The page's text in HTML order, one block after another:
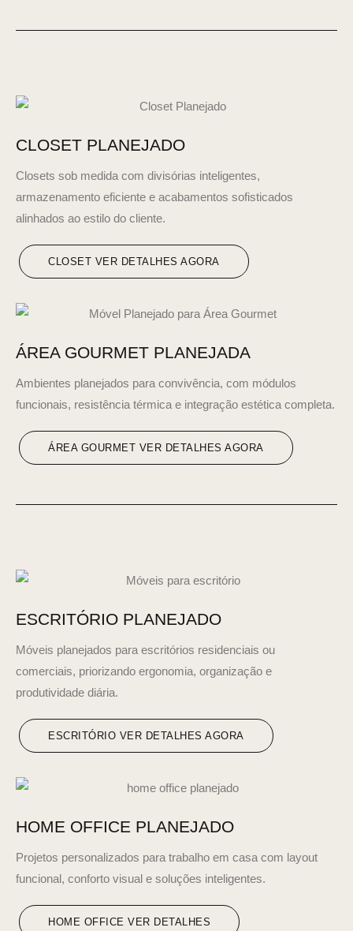
CLOSET PLANEJADO
Closets sob medida com divisórias inteligentes,
armazenamento eficiente e acabamentos sofisticados
alinhados ao estilo do cliente.
CLOSET VER DETALHES AGORA
ÁREA GOURMET PLANEJADA
Ambientes planejados para convivência, com módulos
funcionais, resistência térmica e integração estética completa.
ÁREA GOURMET VER DETALHES AGORA
ESCRITÓRIO PLANEJADO
Móveis planejados para escritórios residenciais ou
comerciais, priorizando ergonomia, organização e
produtividade diária.
ESCRITÓRIO VER DETALHES AGORA
HOME OFFICE PLANEJADO
Projetos personalizados para trabalho em casa com layout
funcional, conforto visual e soluções inteligentes.
HOME OFFICE VER DETALHES